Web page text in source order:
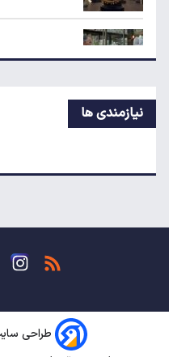
قیمت جدید برنج
به کجا رسید؟
نیازمندی ها
طراحی